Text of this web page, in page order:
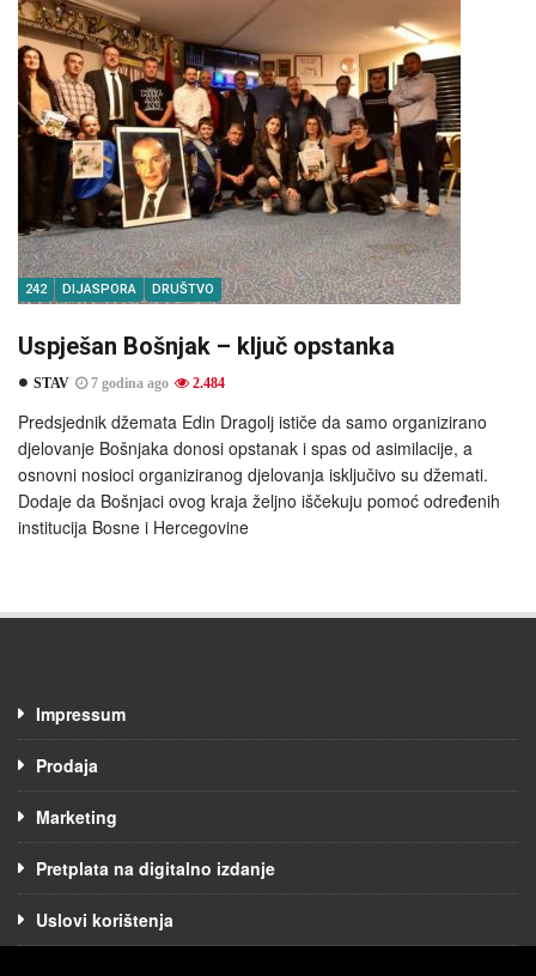
242 DIJASPORA DRUŠTVO
Uspješan Bošnjak – ključ opstanka
STAV 7 godina ago 2.484
Predsjednik džemata Edin Dragolj ističe da samo organizirano
djelovanje Bošnjaka donosi opstanak i spas od asimilacije, a
osnovni nosioci organiziranog djelovanja isključivo su džemati.
Dodaje da Bošnjaci ovog kraja željno iščekuju pomoć određenih
institucija Bosne i Hercegovine
Impressum
Prodaja
Marketing
Pretplata na digitalno izdanje
Uslovi korištenja